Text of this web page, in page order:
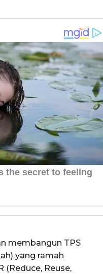
membangun TPS
yang ramah
(Reduce, Reuse,